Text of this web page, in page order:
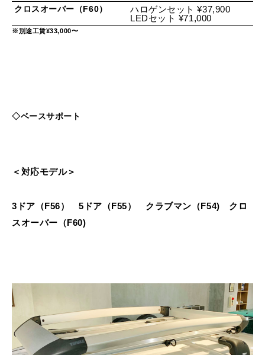
クロスオーバー（F60）
ハロゲンセット ¥37,900
LEDセット ¥71,000
※別途工賃¥33,000〜
◇ベースサポート
＜対応モデル＞
3ドア（F56） 5ドア（F55） クラブマン（F54) クロ
スオーバー（F60)